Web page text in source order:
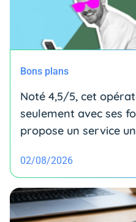
Bons plans
Noté 4,5/5, cet
seulement avec ses
propose un service
02/08/2026